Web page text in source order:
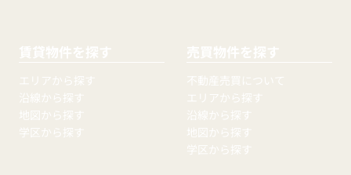
賃貸物件を探す
エリアから探す
沿線から探す
地図から探す
学区から探す
売買物件を探す
不動産売買について
エリアから探す
沿線から探す
地図から探す
学区から探す